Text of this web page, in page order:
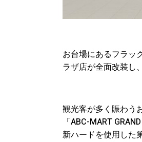
お台場にあるフラッ
ラザ店が全面改装し
観光客が多く賑わう
「ABC-MART
新ハードを使用した